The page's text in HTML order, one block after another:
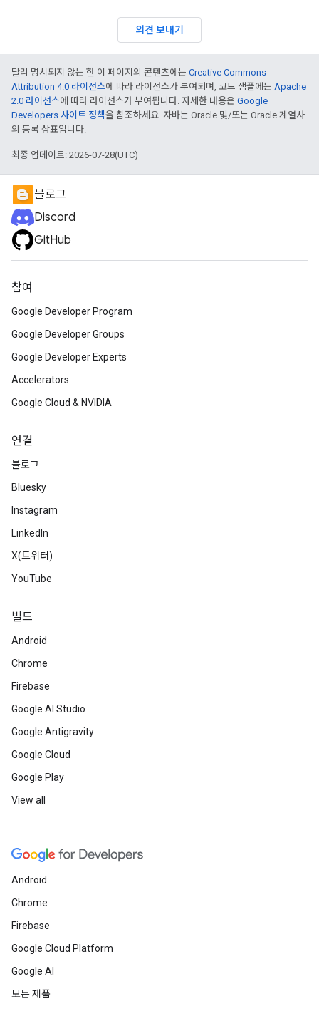
의견 보내기
달리 명시되지 않는 한 이 페이지의 콘텐츠에는 Creative Commons
Attribution 4.0 라이선스에 따라 라이선스가 부여되며, 코드 샘플에는 Apache
2.0 라이선스에 따라 라이선스가 부여됩니다. 자세한 내용은 Google
Developers 사이트 정책을 참조하세요. 자바는 Oracle 및/또는 Oracle 계열사
의 등록 상표입니다.
최종 업데이트: 2026-07-28(UTC)
블로그
Discord
GitHub
참여
Google Developer Program
Google Developer Groups
Google Developer Experts
Accelerators
Google Cloud & NVIDIA
연결
블로그
Bluesky
Instagram
LinkedIn
X(트위터)
YouTube
빌드
Android
Chrome
Firebase
Google AI Studio
Google Antigravity
Google Cloud
Google Play
View all
Android
Chrome
Firebase
Google Cloud Platform
Google AI
모든 제품